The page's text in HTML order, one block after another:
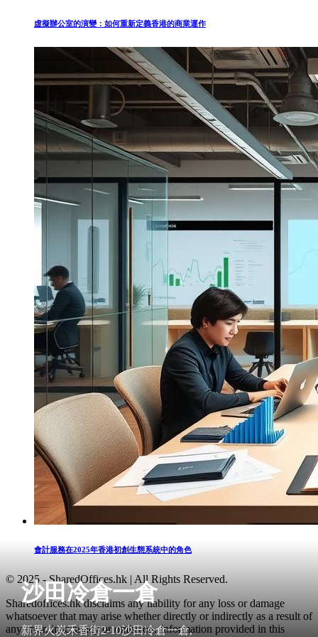
沙田冷倉一倉
新界火炭禾香街2-10沙田冷倉一倉,
虛擬辦公室的演變：如何重新定義香港的商業運作
會計服務在2025年香港初創生態系統中的角色
© 2025 - SharedOffices.hk | All Rights Reserved.
Sharedoffices.hk disclaims any liability for any loss or damage
whatsoever that may arise whether directly or indirectly as a result of
any error, inaccuracy or omission. Information provided in this